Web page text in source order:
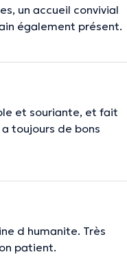
un accueil convivial
également présent.
et souriante, et fait
toujours de bons
d humanite. Très
patient.